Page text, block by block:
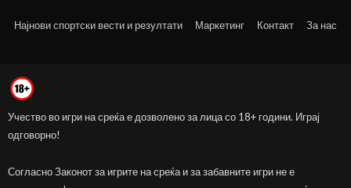
Најнови спортски вести и резултати Маркетинг Контакт За нас
Учество во игри на среќа е дозволено за лица со 18+ години. Играј
одговорно!
Согласно Законот за игрите на среќа и за забавните игри не е